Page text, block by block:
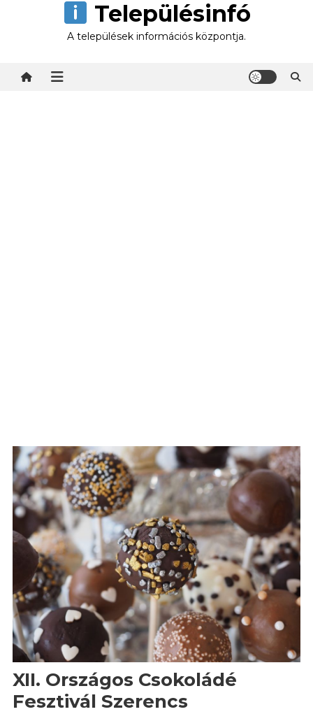
Településinfó
A települések információs központja.
XII. Országos Csokoládé
Fesztivál Szerencs